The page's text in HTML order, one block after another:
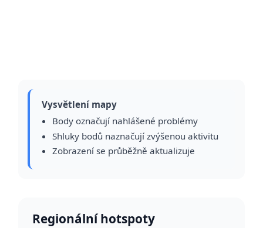
Vysvětlení mapy
Body označují nahlášené problémy
Shluky bodů naznačují zvýšenou aktivitu
Zobrazení se průběžně aktualizuje
Regionální hotspoty